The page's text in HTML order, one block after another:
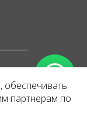
обеспечивать
партнерам по